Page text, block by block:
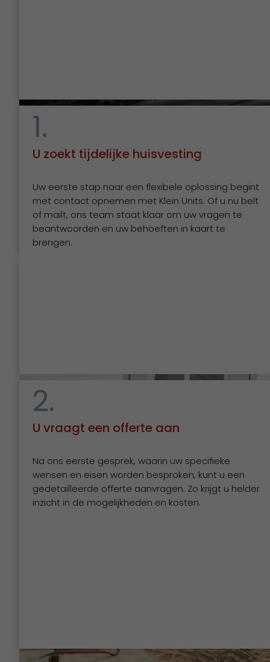
1.
U zoekt tijdelijke huisvesting
Uw eerste stap naar een flexibele oplossing begint
met contact opnemen met Klein Units. Of u nu belt
of mailt, ons team staat klaar om uw vragen te
beantwoorden en uw behoeften in kaart te
brengen.
2.
U vraagt een offerte aan
Na ons eerste gesprek, waarin uw specifieke
wensen en eisen worden besproken, kunt u een
gedetailleerde offerte aanvragen. Zo krijgt u helder
inzicht in de mogelijkheden en kosten.
Een werkplek die meteen staat
Voor MDB in Amersfoort realiseerden we een